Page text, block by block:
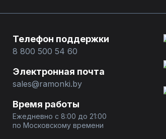
Телефон поддержки
8 800 500 54 60
Электронная почта
sales@ramonki.by
Время работы
Ежедневно с 8:00 до 21:00
по Московскому времени